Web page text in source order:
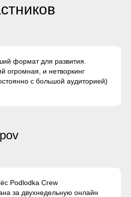
формат для развития.
огромная, и нетворкинг
с большой аудиторией)
Podlodka Crew
за двухнедельную онлайн